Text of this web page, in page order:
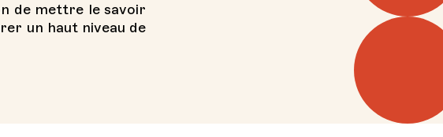
de mettre le savoir
un haut niveau de